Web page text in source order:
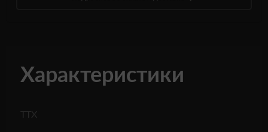
Характеристики
ТТХ